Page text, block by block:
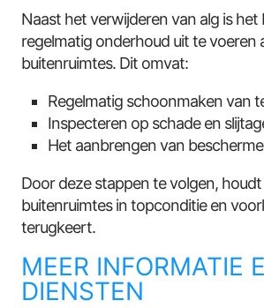
Naast het verwijderen van alg is het
regelmatig onderhoud uit te voeren
buitenruimtes. Dit omvat:
Regelmatig schoonmaken van
Inspecteren op schade en
Het aanbrengen van
Door deze stappen te volgen,
buitenruimtes in topconditie en
terugkeert.
MEER INFORMATIE
DIENSTEN